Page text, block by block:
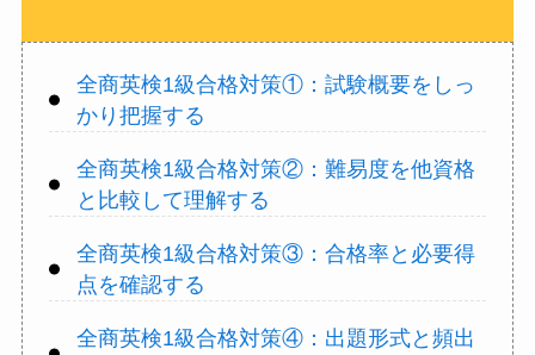
全商英検1級合格対策①：試験概要をしっ
かり把握する
全商英検1級合格対策②：難易度を他資格
と比較して理解する
全商英検1級合格対策③：合格率と必要得
点を確認する
全商英検1級合格対策④：出題形式と頻出